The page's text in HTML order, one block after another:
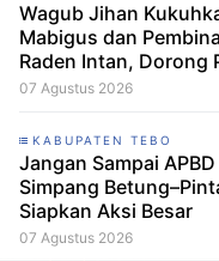
Wagub Jihan
Mabigus dan
Raden Intan, Dorong
Karakter Generasi
07 Agustus 2026
KABUPATEN TEBO
Jangan Sampai
Simpang
Siapkan Aksi Besar
07 Agustus 2026